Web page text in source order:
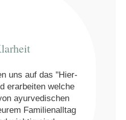
uns auf das "Hier-
erarbeiten welche
ayurvedischen
Familienalltag